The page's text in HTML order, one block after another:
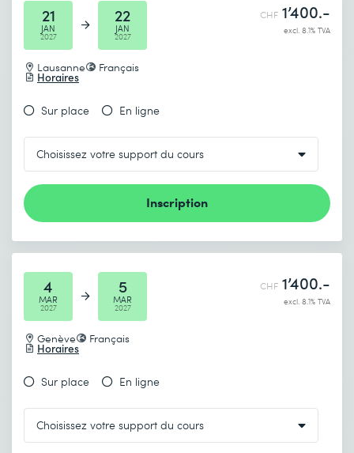
21
JAN
2027
22
JAN
2027
Lausanne Français
Horaires
CHF 1’400.-
excl. 8.1% TVA
Sur place En ligne
Inscription
4
MAR
2027
5
MAR
2027
Genève Français
Horaires
CHF 1’400.-
excl. 8.1% TVA
Sur place En ligne